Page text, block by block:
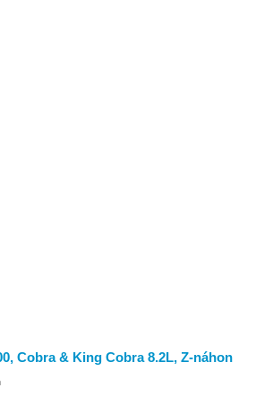
Cobra & King Cobra 8.2L, Z-náhon